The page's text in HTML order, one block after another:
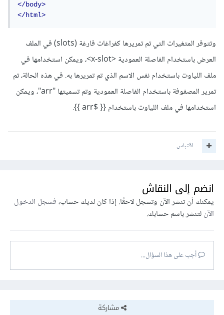
</body>
</html>
وتتوفر المتغيرات التي تم تمريرها كفراغات فارغة (slots) في الملف
العرض باستخدام الفاصلة العمودية <x-slot>، ويمكن استخدامها في
ملف اللياوت باستخدام نفس الاسم الذي تم تمريرها به. في هذه الحالة، تم
تمرير المصفوفة باستخدام الفاصلة العمودية وتم تسميتها "arr"، ويمكن
استخدامها في ملف اللياوت باستخدام {{ $arr }}.
اقتباس
انضم إلى النقاش
يمكنك أن تنشر الآن وتسجل لاحقًا. إذا كان لديك حساب،فسجل الدخول
الآنلتنشر باسم حسابك.
أجب على هذا السؤال...
مشاركة